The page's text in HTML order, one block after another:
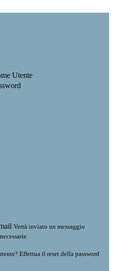
Utente
Verrà inviato un messaggio
Effettua il reset della password